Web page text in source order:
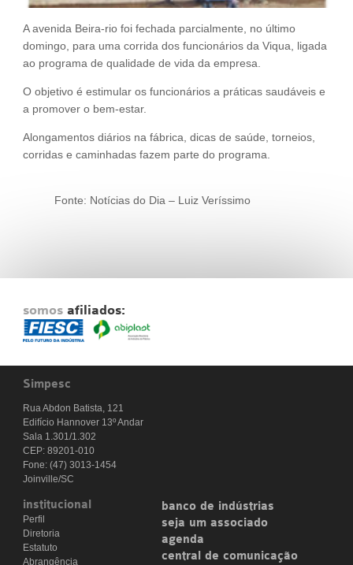
A avenida Beira-rio foi fechada parcialmente, no último
domingo, para uma corrida dos funcionários da Viqua, ligada
ao programa de qualidade de vida da empresa.
O objetivo é estimular os funcionários a práticas saudáveis e
a promover o bem-estar.
Alongamentos diários na fábrica, dicas de saúde, torneios,
corridas e caminhadas fazem parte do programa.
Fonte: Notícias do Dia – Luiz Veríssimo
somos afiliados:
Simpesc
Rua Abdon Batista, 121
Edifício Hannover 13º Andar
Sala 1.301/1.302
CEP: 89201-010
Fone: (47) 3013-1454
Joinville/SC
institucional
Perfil
Diretoria
Estatuto
Abrangência
banco de indústrias
seja um associado
agenda
central de comunicação